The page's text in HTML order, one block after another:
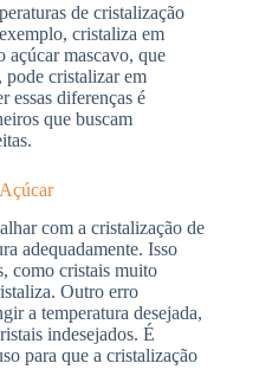
de cristalização
cristaliza em
açúcar mascavo, que
pode cristalizar em
essas diferenças é
que buscam
com a cristalização de
adequadamente. Isso
como cristais muito
Outro erro
a temperatura desejada,
indesejados. É
para que a cristalização